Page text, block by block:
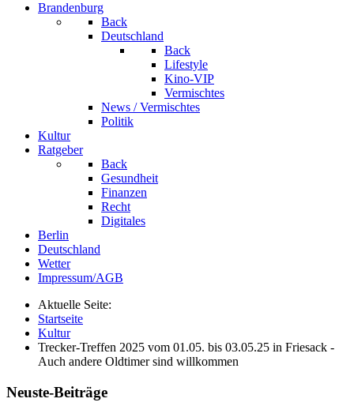
Brandenburg
Back
Deutschland
Back
Lifestyle
Kino-VIP
Vermischtes
News / Vermischtes
Politik
Kultur
Ratgeber
Back
Gesundheit
Finanzen
Recht
Digitales
Berlin
Deutschland
Wetter
Impressum/AGB
Aktuelle Seite:
Startseite
Kultur
Trecker-Treffen 2025 vom 01.05. bis 03.05.25 in Friesack -
Auch andere Oldtimer sind willkommen
Neuste-Beiträge